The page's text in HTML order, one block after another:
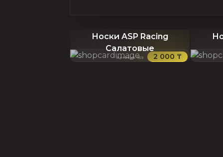
2 000 ₸
Носки ASP Racing
Салатовые
Артикул:159